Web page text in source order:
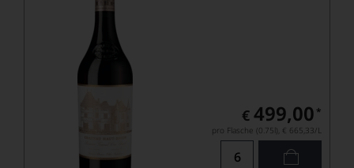
€ 499,00 *
pro Flasche (0.75l), € 665,33/L